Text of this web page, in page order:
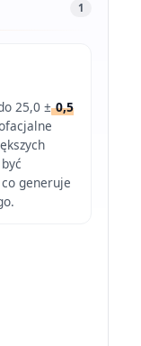
1
25,0 ±0,5
generuje